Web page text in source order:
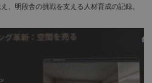
、明段舎の挑戦を支える人材育成の記録。